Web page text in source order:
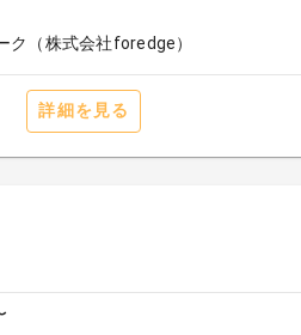
ク（株式会社foredge）
詳細を見る